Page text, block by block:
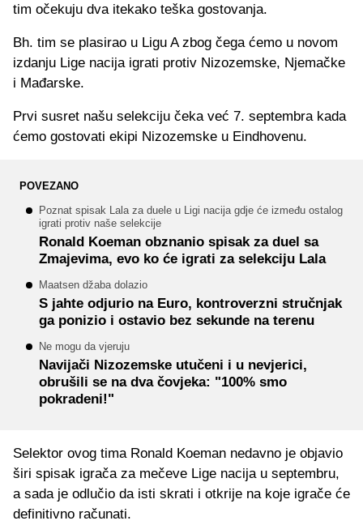
tim očekuju dva itekako teška gostovanja.
Bh. tim se plasirao u Ligu A zbog čega ćemo u novom
izdanju Lige nacija igrati protiv Nizozemske, Njemačke
i Mađarske.
Prvi susret našu selekciju čeka već 7. septembra kada
ćemo gostovati ekipi Nizozemske u Eindhovenu.
POVEZANO
Poznat spisak Lala za duele u Ligi nacija gdje će između ostalog
igrati protiv naše selekcije
Ronald Koeman obznanio spisak za duel sa
Zmajevima, evo ko će igrati za selekciju Lala
Maatsen džaba dolazio
S jahte odjurio na Euro, kontroverzni stručnjak
ga ponizio i ostavio bez sekunde na terenu
Ne mogu da vjeruju
Navijači Nizozemske utučeni i u nevjerici,
obrušili se na dva čovjeka: "100% smo
pokradeni!"
Selektor ovog tima Ronald Koeman nedavno je objavio
širi spisak igrača za mečeve Lige nacija u septembru,
a sada je odlučio da isti skrati i otkrije na koje igrače će
definitivno računati.